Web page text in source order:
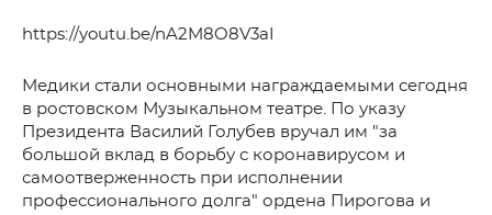
https://youtu.be/nA2M8O8V3aI
Медики стали основными награждаемыми сегодня
в ростовском Музыкальном театре. По указу
Президента Василий Голубев вручал им "за
большой вклад в борьбу с коронавирусом и
самоотверженность при исполнении
профессионального долга" ордена Пирогова и